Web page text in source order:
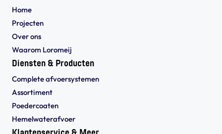
Home
Projecten
Over ons
Waarom Loromeij
Diensten & Producten
Complete afvoersystemen
Assortiment
Poedercoaten
Hemelwaterafvoer